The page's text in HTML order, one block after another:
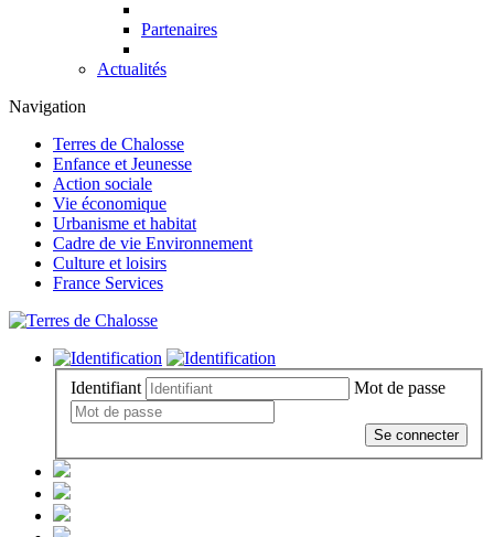
Partenaires
Actualités
Navigation
Terres de Chalosse
Enfance et Jeunesse
Action sociale
Vie économique
Urbanisme et habitat
Cadre de vie Environnement
Culture et loisirs
France Services
Identifiant Mot de passe
Se connecter